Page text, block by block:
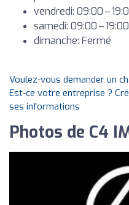
vendredi: 09:00 –
samedi: 09:00 – 19:00
dimanche: Fermé
Voulez-vous demander un
Est-ce votre entreprise ?
ses informations
Photos de C4